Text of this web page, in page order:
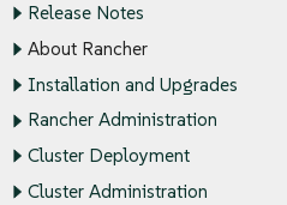
Release Notes
About Rancher
Installation and Upgrades
Rancher Administration
Cluster Deployment
Cluster Administration